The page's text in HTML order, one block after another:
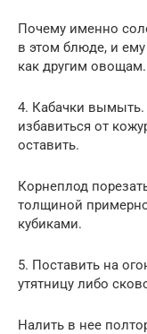
Почему именно
в этом блюде, и
как другим овощам.
4. Кабачки
избавиться от
оставить.
Корнеплод
толщиной
кубиками.
5. Поставить на
утятницу либо
Налить в нее